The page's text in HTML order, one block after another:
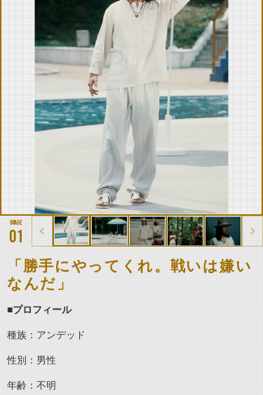
01
「勝手にやってくれ。戦いは嫌い
なんだ」
■プロフィール
種族：アンデッド
性別：男性
年齢：不明